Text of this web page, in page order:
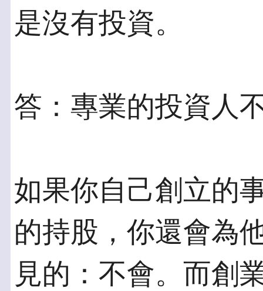
是沒有投資。
答：專業的投資人
如果你自己創立的
的持股，你還會為
見的：不會。而創